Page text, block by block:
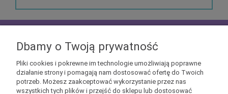
otrzymać kupony rabatowe na geekowe itemy
Dbamy o Twoją prywatność
Pliki cookies i pokrewne im technologie umożliwiają poprawne
działanie strony i pomagają nam dostosować ofertę do Twoich
potrzeb. Możesz zaakceptować wykorzystanie przez nas
wszystkich tych plików i przejść do sklepu lub dostosować